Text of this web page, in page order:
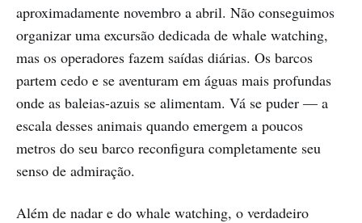
aproximadamente novembro a abril. Não conseguimos
organizar uma excursão dedicada de whale watching,
mas os operadores fazem saídas diárias. Os barcos
partem cedo e se aventuram em águas mais profundas
onde as baleias-azuis se alimentam. Vá se puder — a
escala desses animais quando emergem a poucos
metros do seu barco reconfigura completamente seu
senso de admiração.
Além de nadar e do whale watching, o verdadeiro